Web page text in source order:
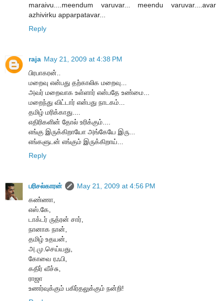
maraivu....meendum varuvar... meendu varuvar....avar
azhivirku apparpatavar...
Reply
raja May 21, 2009 at 4:38 PM
பிரபாகரன்..
மறைவு என்பது தற்காலிக மறைவு...
அவர் மறைவாக உள்ளார் என்பதே உண்மை...
மறைந்து விட்டார் என்பது நாடகம்...
தமிழ் மரிக்காது....
எதிரிகளின் தோல் உரிக்கும்....
எங்கு இருக்கிறாயோ அங்கேயே இரு...
எங்களுடன் எங்கும் இருக்கிறாய்...
Reply
பரிசல்காரன்
May 21, 2009 at 4:56 PM
கண்ணா,
எஸ்.கே,
டாக்டர் ருத்ரன் சார்,
நானாக நான்,
தமிழ் உதயன்,
அ.மு.செய்யது,
கோவை ரஃபி,
கதிர் வீச்சு,
ராஜா
உணர்வுக்கும் பகிர்தலுக்கும் நன்றி!